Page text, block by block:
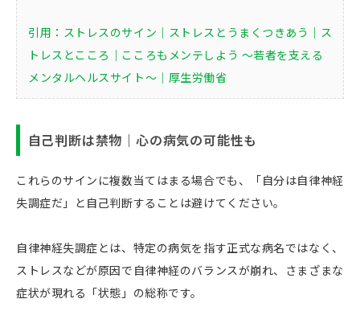
引用：ストレスのサイン｜ストレスとうまくつきあう｜ス
トレスとこころ｜こころもメンテしよう ～若者を支える
メンタルヘルスサイト～｜厚生労働省
自己判断は禁物｜心の病気の可能性も
これらのサインに複数当てはまる場合でも、「自分は自律神経
失調症だ」と自己判断することは避けてください。
自律神経失調症とは、特定の病気を指す正式な病名ではなく、
ストレスなどが原因で自律神経のバランスが崩れ、さまざまな
症状が現れる「状態」の総称です。